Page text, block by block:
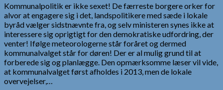
Kommunalpolitik er ikke sexet! De færreste borgere orker for
alvor at engagere sig i det, landspolitikere med sæde i lokale
byråd vælger sidstnævnte fra, og selv ministeren synes ikke at
interessere sig oprigtigt for den demokratiske udfordring, der
venter! Ifølge meteorologerne står foråret og dermed
kommunalvalget står for døren! Der er al mulig grund til at
forberede sig og planlægge. Den opmærksomme læser vil vide,
at kommunalvalget først afholdes i 2013, men de lokale
overvejelser,…